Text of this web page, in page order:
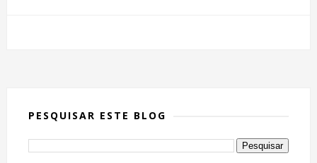
PESQUISAR ESTE BLOG